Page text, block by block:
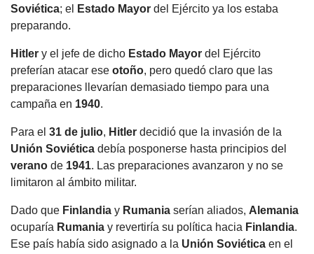
Soviética; el Estado Mayor del Ejército ya los estaba
preparando.
Hitler y el jefe de dicho Estado Mayor del Ejército
preferían atacar ese otoño, pero quedó claro que las
preparaciones llevarían demasiado tiempo para una
campaña en 1940.
Para el 31 de julio, Hitler decidió que la invasión de la
Unión Soviética debía posponerse hasta principios del
verano de 1941. Las preparaciones avanzaron y no se
limitaron al ámbito militar.
Dado que Finlandia y Rumania serían aliados, Alemania
ocuparía Rumania y revertiría su política hacia Finlandia.
Ese país había sido asignado a la Unión Soviética en el